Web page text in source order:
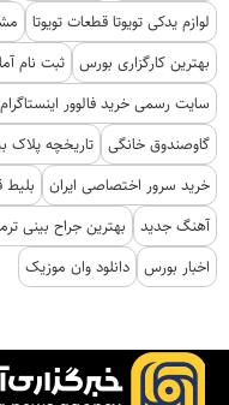
لوازم یدکی تویوتا قطعات تویوتا
بهترین کارگزاری بورس
ثبت نام
سایت رسمی خرید فالوور
گاوصندوق خانگی تاریخچه پلاک
خرید سرور اختصاصی ایران
آهنگ جدید
بهترین جراح بینی
اخبار بورس دانلود وان موزیک